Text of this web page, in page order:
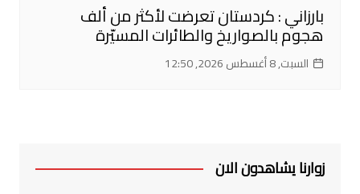
بارزاني : كردستان تعرضت لأكثر من ألف
هجوم بالصواريخ والطائرات المسيّرة
السبت, 8 أغسطس 2026, 12:50
زوارنا يشاهدون الان